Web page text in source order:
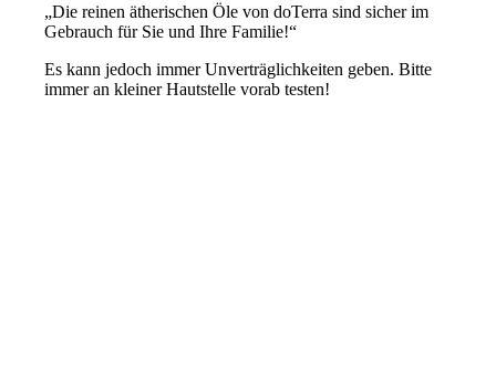
„Die reinen ätherischen Öle von doTerra sind sicher im
Gebrauch für Sie und Ihre Familie!“
Es kann jedoch immer Unverträglichkeiten geben. Bitte
immer an kleiner Hautstelle vorab testen!